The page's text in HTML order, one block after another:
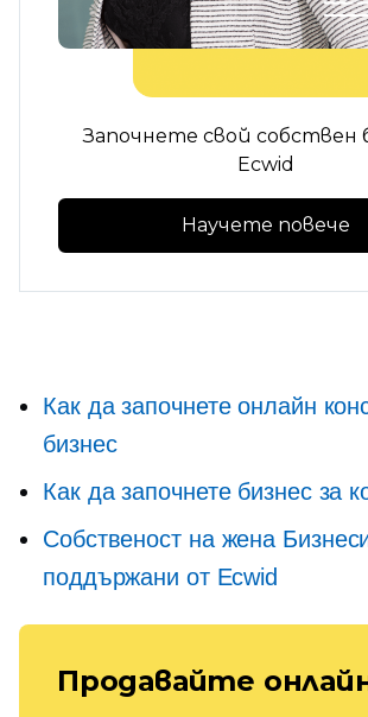
Започнете свой собствен
Ecwid
Научете повече
Как да започнете онлайн
бизнес
Как да започнете бизнес за
Собственост на жена
поддържани от Ecwid
Продавайте